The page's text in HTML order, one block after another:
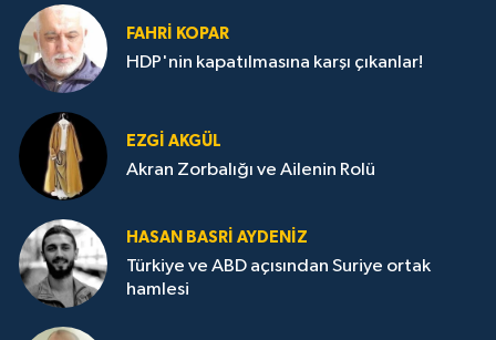
FAHRI KOPAR
HDP'nin kapatılmasına karşı çıkanlar!
EZGI AKGÜL
Akran Zorbalığı ve Ailenin Rolü
HASAN BASRI AYDENIZ
Türkiye ve ABD açısından Suriye ortak
hamlesi